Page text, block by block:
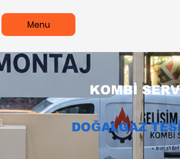
Menu
KOMBİ
DOĞALGAZ